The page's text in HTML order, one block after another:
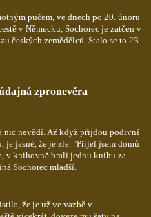
pučem, ve dnech po 20. únoru
v Německu, Sochorec je zatčen v
českých zemědělců. Stalo se to 23.
zpronevěra
nic nevědí. Až když přijdou podivní
jasné, že je zle. "Přijel jsem domů
v knihovně brali jednu knihu za
Sochorec mladší.
že je už ve vazbě v